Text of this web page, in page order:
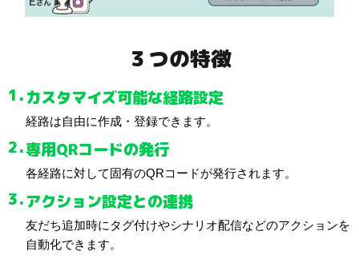
３つの特徴
カスタマイズ可能な経路設定
経路は自由に作成・登録できます。
専用QRコードの発行
各経路に対して固有のQRコードが発行されます。
アクション設定との連携
友だち追加時にタグ付けやシナリオ配信などのアクションを
自動化できます。